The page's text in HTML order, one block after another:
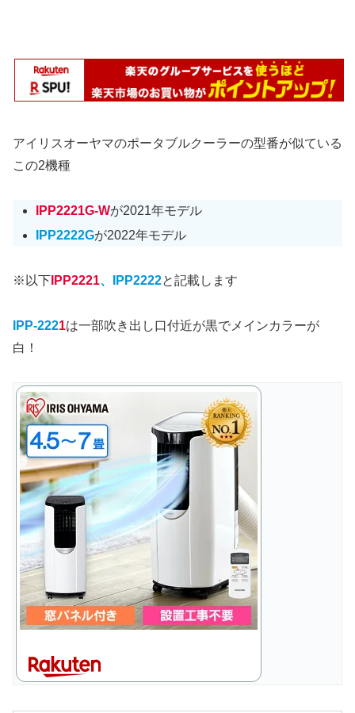
アイリスオーヤマのポータブルクーラーの型番が似ている
この2機種
IPP2221G-Wが2021年モデル
IPP2222Gが2022年モデル
※以下 IPP2221、IPP2222と記載します
IPP-2221は一部吹き出し口付近が黒でメインカラーが
白！